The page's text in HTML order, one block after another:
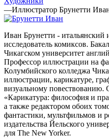
—Иллюстратор Брунетти
Иван Брунетти - итальянский
исследователь комиксов.
Чикагском университет
Профессор иллюстрации на
Колумбийского колледжа
иллюстрации, карикатуре,
визуальному повествованию.
«Карикатура: философия и
а также редактором обоих
фантастики, мультфильмов и
издательства Йельского
для The New Yorker.